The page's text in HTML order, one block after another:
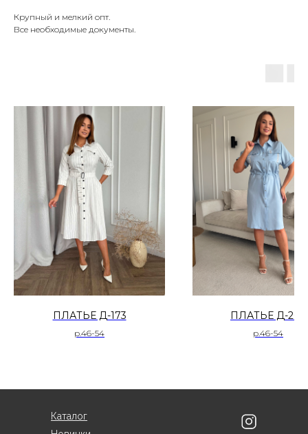
Крупный и мелкий опт.
Все необходимые документы.
ПЛАТЬЕ Д-173
р.46-54
ПЛАТЬЕ Д-260
р.46-54
Каталог